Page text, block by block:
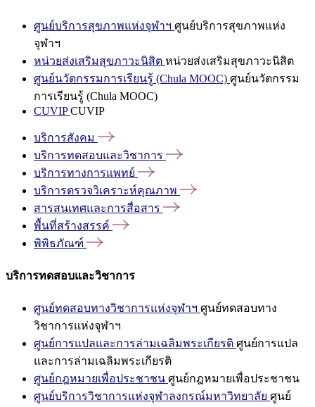
ศูนย์บริการสุขภาพแห่งจุฬาฯ ศูนย์บริการสุขภาพแห่ง
จุฬาฯ
หน่วยส่งเสริมสุขภาวะนิสิต หน่วยส่งเสริมสุขภาวะนิสิต
ศูนย์นวัตกรรมการเรียนรู้ (Chula MOOC) ศูนย์นวัตกรรม
การเรียนรู้ (Chula MOOC)
CUVIPCUVIP
บริการสังคม
บริการทดสอบและวิชาการ
บริการทางการแพทย์
บริการตรวจวิเคราะห์คุณภาพ
สารสนเทศและการสื่อสาร
พื้นที่สร้างสรรค์
พิพิธภัณฑ์
บริการทดสอบและวิชาการ
ศูนย์ทดสอบทางวิชาการแห่งจุฬาฯ ศูนย์ทดสอบทาง
วิชาการแห่งจุฬาฯ
ศูนย์การแปลและการล่ามเฉลิมพระเกียรติ ศูนย์การแปล
และการล่ามเฉลิมพระเกียรติ
ศูนย์กฎหมายเพื่อประชาชน ศูนย์กฎหมายเพื่อประชาชน
ศูนย์บริการวิชาการแห่งจุฬาลงกรณ์มหาวิทยาลัย ศูนย์